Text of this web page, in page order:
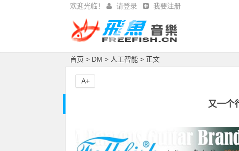
欢迎光临！ 请登录 我要注册
首页 > DM > 人工智能 > 正文
又一个
A+